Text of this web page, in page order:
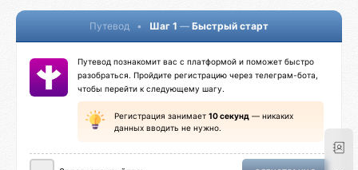
Путевод • Шаг 1 — Быстрый старт
Путевод познакомит вас с платформой и поможет быстро
разобраться. Пройдите регистрацию через телеграм-бота,
чтобы перейти к следующему шагу.
Регистрация занимает 10 секунд — никаких
данных вводить не нужно.